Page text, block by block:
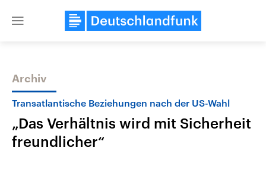
Close
Themen
Archiv
Transatlantische Beziehungen nach der US-Wahl
„Das Verhältnis wird mit Sicherheit
freundlicher“